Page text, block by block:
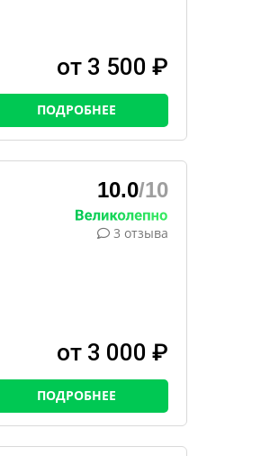
от 3 500 ₽
ПОДРОБНЕЕ
10.0/10
3 отзыва
от 3 000 ₽
ПОДРОБНЕЕ